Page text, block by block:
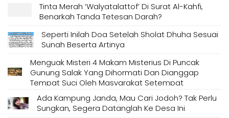
Tinta Merah ‘Walyatalattof’ Di Surat Al-Kahfi,
Benarkah Tanda Tetesan Darah?
Seperti Inilah Doa Setelah Sholat Dhuha Sesuai
Sunah Beserta Artinya
Menguak Misteri 4 Makam Misterius Di Puncak
Gunung Salak Yang Dihormati Dan Dianggap
Tempat Suci Oleh Masyarakat Setempat
Ada Kampung Janda, Mau Cari Jodoh? Tak Perlu
Sungkan, Segera Datanglah Ke Desa Ini